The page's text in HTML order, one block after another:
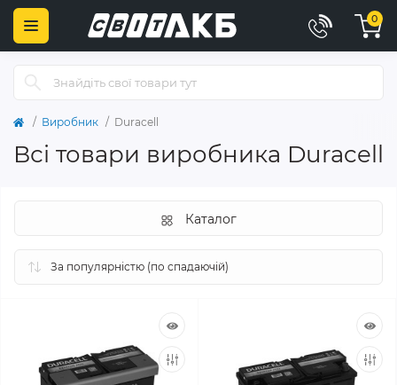
0
Виробник Duracell
Всі товари виробника Duracell
Каталог